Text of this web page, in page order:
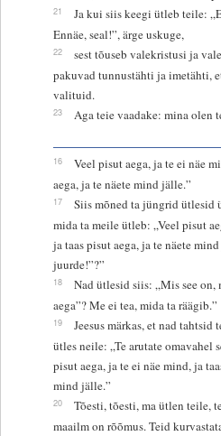
21
Ja kui siis keegi ütleb teile:
Ennäe, seal!”, ärge uskuge,
22
sest tõuseb valekristusi ja
pakuvad tunnustähti ja imetähti,
valituid.
23 Aga teie vaadake: mina olen
16
Veel pisut aega, ja te ei näe
aega, ja te näete mind jälle.”
17
Siis mõned ta jüngrid ütlesid
mida ta meile ütleb: „Veel pisut
ja taas pisut aega, ja te näete
juurde!”?”
18
Nad ütlesid siis: „Mis see
aega”? Me ei tea, mida ta räägib.”
19
Jeesus märkas, et nad
ütles neile: „Te arutate omavahel
pisut aega, ja te ei näe mind, ja
mind jälle.”
20
Tõesti, tõesti, ma ütlen teile,
maailm on rõõmus. Teid